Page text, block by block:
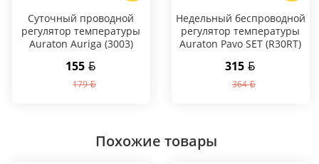
Суточный проводной
регулятор температуры
Auraton Auriga (3003)
155
179
Hедельный беспроводной
регулятор температуры
Auraton Pavo SET (R30RT)
315
364
Похожие товары